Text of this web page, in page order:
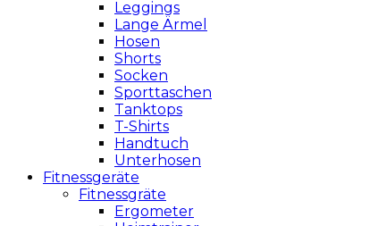
Leggings
Lange Ärmel
Hosen
Shorts
Socken
Sporttaschen
Tanktops
T-Shirts
Handtuch
Unterhosen
Fitnessgeräte
Fitnessgräte
Ergometer